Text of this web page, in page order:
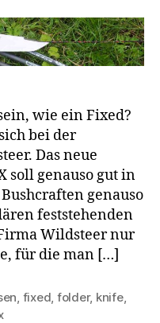
wie ein Fixed?
bei der
Das neue
soll genauso gut in
genauso
feststehenden
Wildsteer nur
für die man […]
fixed folder, knife,